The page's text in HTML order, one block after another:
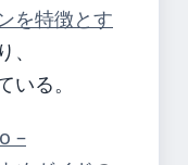
を特徴とす
る。
–